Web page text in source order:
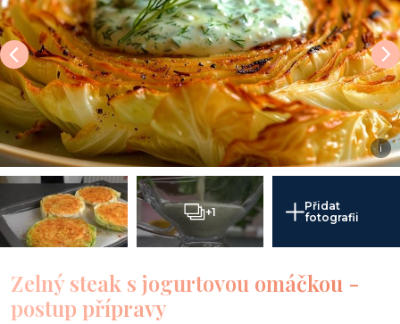
i
+1
Přidat
fotografii
Zelný steak s jogurtovou omáčkou -
postup přípravy